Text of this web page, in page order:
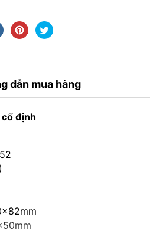
dẫn mua hàng
cố định